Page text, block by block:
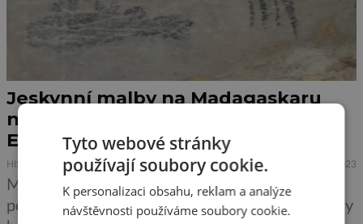
Jeskynní malby na Madagaskaru
naznačují spojení se starověkým
Egyptem i Borneem
HISTORIE 26.12.2023
Madagaskar je ostrov ležící při jihovýchodním
pobřeží kontinentální Afriky. Od nejbližší pevniny
Tyto webové stránky
používají soubory cookie.
K personalizaci obsahu, reklam a analýze
návštěvnosti používáme soubory cookie.